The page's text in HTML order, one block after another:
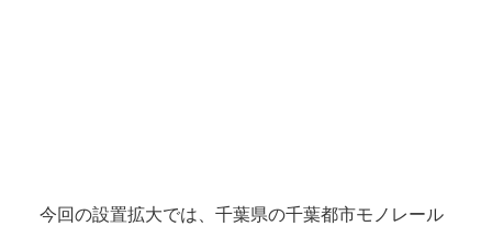
今回の設置拡大では、千葉県の千葉都市モノレール